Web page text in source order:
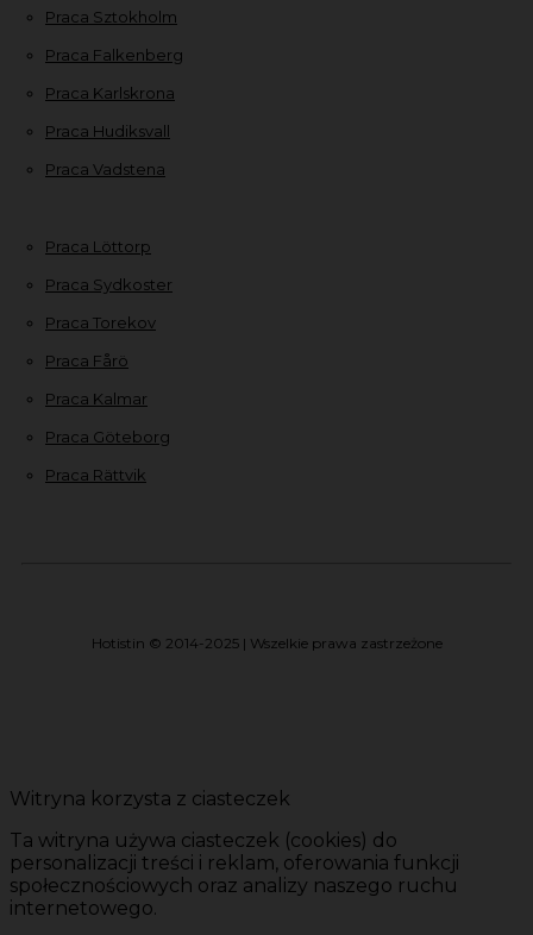
Praca Sztokholm
Praca Falkenberg
Praca Karlskrona
Praca Hudiksvall
Praca Vadstena
Praca Löttorp
Praca Sydkoster
Praca Torekov
Praca Fårö
Praca Kalmar
Praca Göteborg
Praca Rättvik
Hotistin © 2014-2025 | Wszelkie prawa zastrzeżone
Witryna korzysta z ciasteczek
Ta witryna używa ciasteczek (cookies) do
personalizacji treści i reklam, oferowania funkcji
społecznościowych oraz analizy naszego ruchu
internetowego.